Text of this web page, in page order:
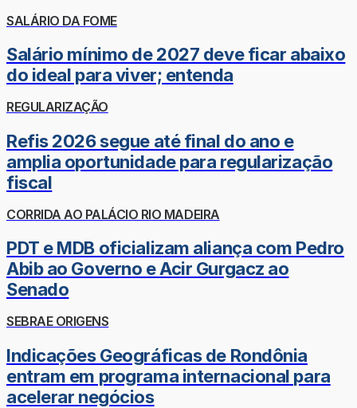
SALÁRIO DA FOME
Salário mínimo de 2027 deve ficar abaixo
do ideal para viver; entenda
REGULARIZAÇÃO
Refis 2026 segue até final do ano e
amplia oportunidade para regularização
fiscal
CORRIDA AO PALÁCIO RIO MADEIRA
PDT e MDB oficializam aliança com Pedro
Abib ao Governo e Acir Gurgacz ao
Senado
SEBRAE ORIGENS
Indicações Geográficas de Rondônia
entram em programa internacional para
acelerar negócios